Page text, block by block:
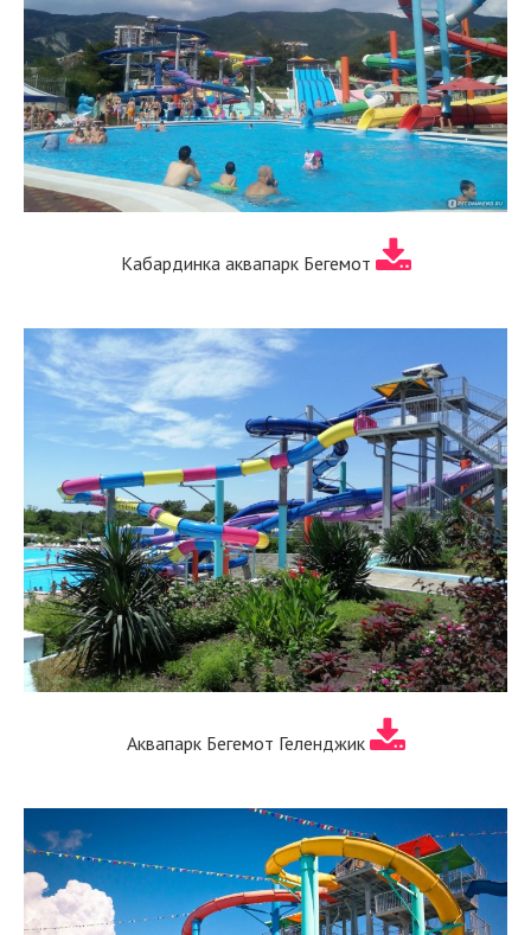
Кабардинка аквапарк Бегемот
Аквапарк Бегемот Геленджик